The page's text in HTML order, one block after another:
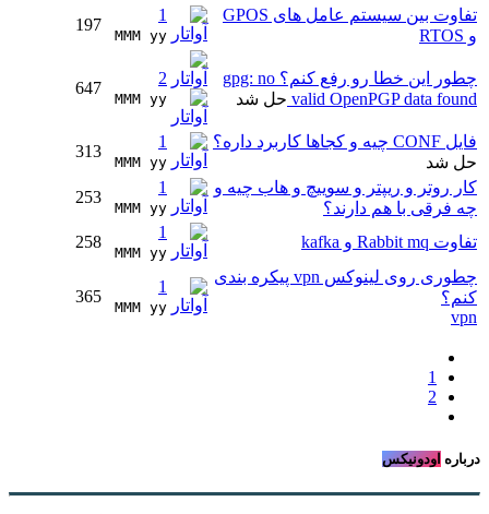
تفاوت بین سیستم عامل های GPOS
و RTOS
1
MMM yy
197
چطور این خطا رو رفع کنم؟ gpg: no
valid OpenPGP data found حل شد
2
MMM yy
647
فایل CONF چیه و کجاها کاربرد داره؟
حل شد
1
MMM yy
313
کار روتر و ریپتر و سوییچ و هاب چیه و
چه فرقی با هم دارند؟
1
MMM yy
253
تفاوت Rabbit mq و kafka
1
MMM yy
258
چطوری روی لینوکس vpn پیکره بندی
کنم؟
vpn
1
MMM yy
365
1
2
درباره اودونیکس